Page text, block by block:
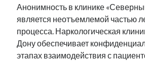
Анонимность в клинике
является неотъемлемой частью
процесса. Наркологическая
Дону обеспечивает
этапах взаимодействия с